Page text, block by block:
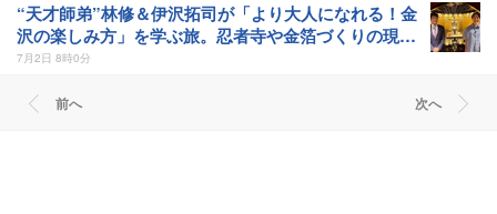
“天才師弟”林修＆伊沢拓司が「より大人になれる！金
沢の楽しみ方」を学ぶ旅。忍者寺や金箔づくりの現場
で２人のウンチクがさく裂
7月2日 8時0分
前へ 次へ